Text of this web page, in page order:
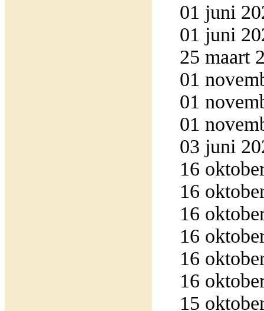
01 juni
01 juni
25 maart
01
01
01
03 juni
16
16
16
16
16
16
15